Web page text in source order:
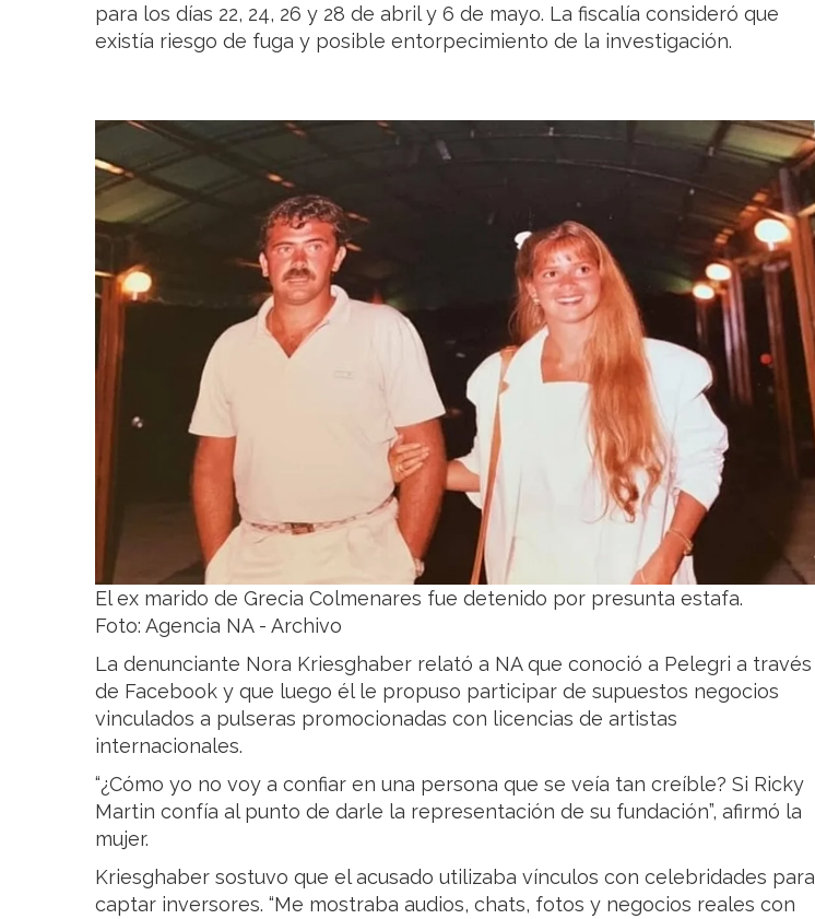
para los días 22, 24, 26 y 28 de abril y 6 de mayo. La fiscalía consideró que
existía riesgo de fuga y posible entorpecimiento de la investigación.
El ex marido de Grecia Colmenares fue detenido por presunta estafa.
Foto: Agencia NA - Archivo
La denunciante Nora Kriesghaber relató a NA que conoció a Pelegri a través
de Facebook y que luego él le propuso participar de supuestos negocios
vinculados a pulseras promocionadas con licencias de artistas
internacionales.
“¿Cómo yo no voy a confiar en una persona que se veía tan creíble? Si Ricky
Martin confía al punto de darle la representación de su fundación”, afirmó la
mujer.
Kriesghaber sostuvo que el acusado utilizaba vínculos con celebridades para
captar inversores. “Me mostraba audios, chats, fotos y negocios reales con